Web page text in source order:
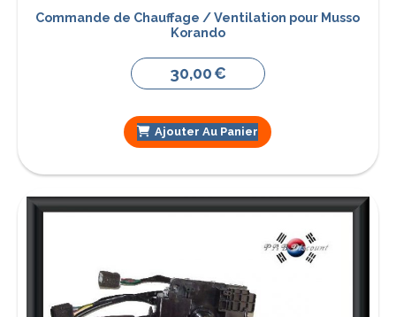
Commande de Chauffage / Ventilation pour Musso
Korando
30,00€
Ajouter Au Panier